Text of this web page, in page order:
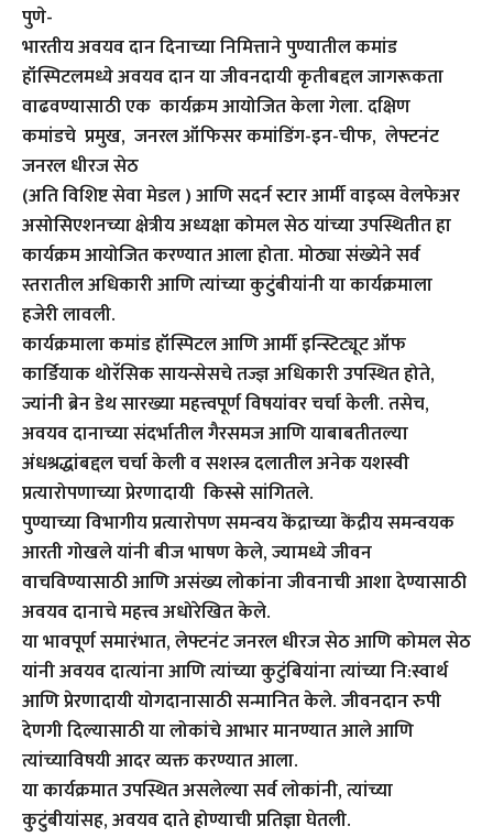
पुणे-
भारतीय अवयव दान दिनाच्या निमित्ताने पुण्यातील कमांड
हॉस्पिटलमध्ये अवयव दान या जीवनदायी कृतीबद्दल जागरूकता
वाढवण्यासाठी एक कार्यक्रम आयोजित केला गेला. दक्षिण
कमांडचे प्रमुख, जनरल ऑफिसर कमांडिंग-इन-चीफ, लेफ्टनंट
जनरल धीरज सेठ
(अति विशिष्ट सेवा मेडल ) आणि सदर्न स्टार आर्मी वाइव्स वेलफेअर
असोसिएशनच्या क्षेत्रीय अध्यक्षा कोमल सेठ यांच्या उपस्थितीत हा
कार्यक्रम आयोजित करण्यात आला होता. मोठ्या संख्येने सर्व
स्तरातील अधिकारी आणि त्यांच्या कुटुंबीयांनी या कार्यक्रमाला
हजेरी लावली.
कार्यक्रमाला कमांड हॉस्पिटल आणि आर्मी इन्स्टिट्यूट ऑफ
कार्डियाक थोरॅसिक सायन्सेसचे तज्ज्ञ अधिकारी उपस्थित होते,
ज्यांनी ब्रेन डेथ सारख्या महत्त्वपूर्ण विषयांवर चर्चा केली. तसेच,
अवयव दानाच्या संदर्भातील गैरसमज आणि याबाबतीतल्या
अंधश्रद्धांबद्दल चर्चा केली व सशस्त्र दलातील अनेक यशस्वी
प्रत्यारोपणाच्या प्रेरणादायी किस्से सांगितले.
पुण्याच्या विभागीय प्रत्यारोपण समन्वय केंद्राच्या केंद्रीय समन्वयक
आरती गोखले यांनी बीज भाषण केले, ज्यामध्ये जीवन
वाचविण्यासाठी आणि असंख्य लोकांना जीवनाची आशा देण्यासाठी
अवयव दानाचे महत्त्व अधोरेखित केले.
या भावपूर्ण समारंभात, लेफ्टनंट जनरल धीरज सेठ आणि कोमल सेठ
यांनी अवयव दात्यांना आणि त्यांच्या कुटुंबियांना त्यांच्या नि:स्वार्थ
आणि प्रेरणादायी योगदानासाठी सन्मानित केले. जीवनदान रुपी
देणगी दिल्यासाठी या लोकांचे आभार मानण्यात आले आणि
त्यांच्याविषयी आदर व्यक्त करण्यात आला.
या कार्यक्रमात उपस्थित असलेल्या सर्व लोकांनी, त्यांच्या
कुटुंबीयांसह, अवयव दाते होण्याची प्रतिज्ञा घेतली.